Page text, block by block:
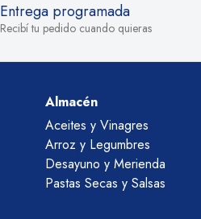
Entrega programada
Recibí tu pedido cuando quieras
Almacén
Aceites y Vinagres
Arroz y Legumbres
Desayuno y Merienda
Pastas Secas y Salsas